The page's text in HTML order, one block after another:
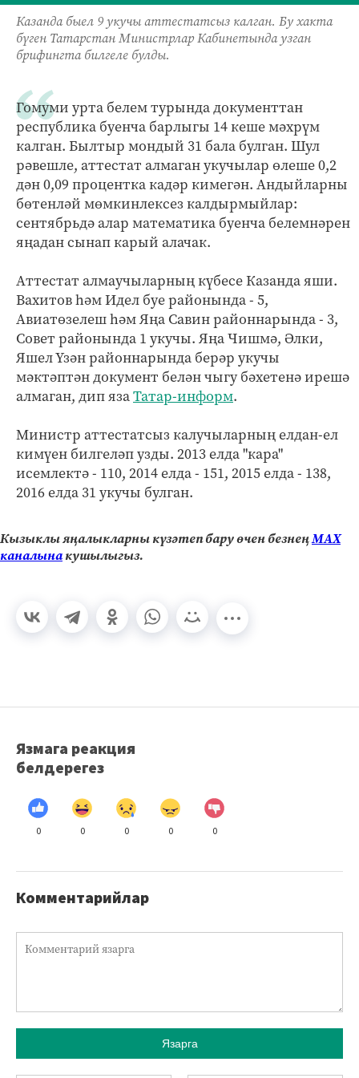
Казанда быел 9 укучы аттестатсыз калган. Бу хакта
бүген Татарстан Министрлар Кабинетында узган
брифингта билгеле булды.
Гомуми урта белем турында документтан
республика буенча барлыгы 14 кеше мәхрүм
калган. Былтыр мондый 31 бала булган. Шул
рәвешле, аттестат алмаган укучылар өлеше 0,2
дән 0,09 процентка кадәр кимегән. Андыйларны
бөтенләй мөмкинлексез калдырмыйлар:
сентябрьдә алар математика буенча белемнәрен
яңадан сынап карый алачак.
Аттестат алмаучыларның күбесе Казанда яши.
Вахитов һәм Идел буе районында - 5,
Авиатөзелеш һәм Яңа Савин районнарында - 3,
Совет районында 1 укучы. Яңа Чишмә, Әлки,
Яшел Үзән районнарында берәр укучы
мәктәптән документ белән чыгу бәхетенә ирешә
алмаган, дип язаТатар-информ.
Министр аттестатсыз калучыларның елдан-ел
кимүен билгеләп узды. 2013 елда "кара"
исемлектә - 110, 2014 елда - 151, 2015 елда - 138,
2016 елда 31 укучы булган.
Кызыклы яңалыкларны күзәтеп бару өчен безнеңМАХ
каналынакушылыгыз.
Язмага реакция
белдерегез
0 0 0 0 0
Комментарийлар
Язарга